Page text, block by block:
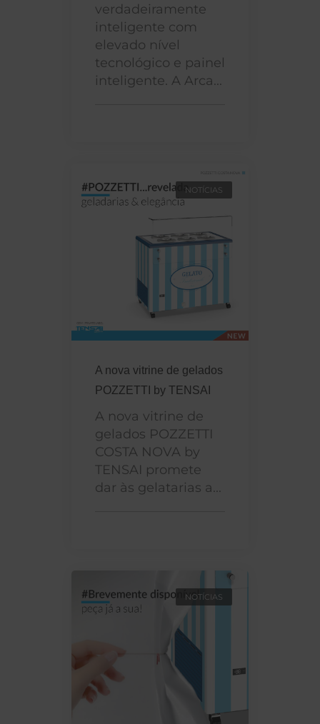
verdadeiramente
inteligente com
elevado nível
tecnológico e painel
inteligente. A Arca...
NOTÍCIAS
A nova vitrine de gelados
POZZETTI by TENSAI
A nova vitrine de
gelados POZZETTI
COSTA NOVA by
TENSAI promete
dar às gelatarias a...
NOTÍCIAS